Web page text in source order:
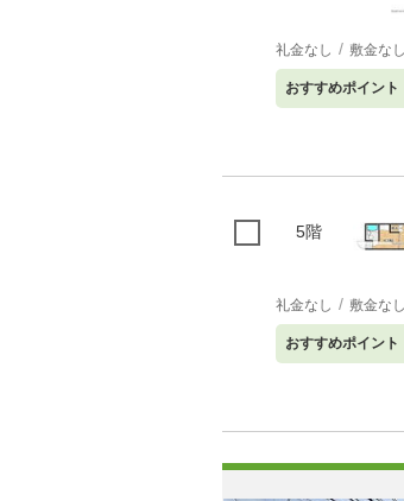
礼金なし 敷金なし
おすすめポイント
5階
礼金なし 敷金なし
おすすめポイント